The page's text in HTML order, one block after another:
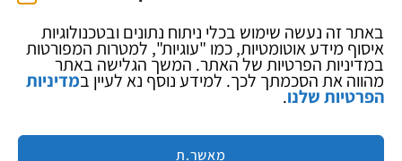
באתר זה נעשה שימוש בכלי ניתוח נתונים ובטכנולוגיות
איסוף מידע אוטומטיות, כמו "עוגיות", למטרות המפורטות
במדיניות הפרטיות של האתר. המשך הגלישה באתר
מהווה את הסכמתך לכך. למידע נוסף נא לעיין במדיניות
הפרטיות שלנו.
מאשר.ת
בלוג
ספקי כח ומודדים
ציוד אופטי להגדלה
מותגים